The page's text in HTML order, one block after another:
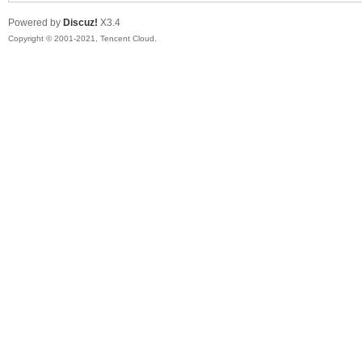
Powered by Discuz! X3.4
Copyright © 2001-2021, Tencent Cloud.